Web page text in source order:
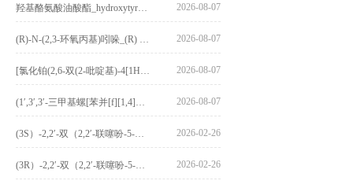
2026-08-07
2026-08-07
2026-08-07
2026-08-07
2026-02-26
2026-02-26